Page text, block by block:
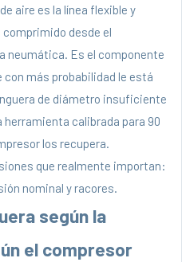
aire es la línea flexible y
desde el
neumática. Es el componente
más probabilidad le está
de diámetro insuficiente
herramienta calibrada para 90
los recupera.
que realmente importan:
nominal y racores.
según la
el compresor